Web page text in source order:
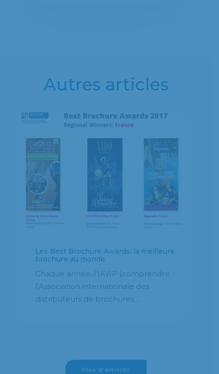
Autres articles
Les imprimeurs à l’honneur à
Strasbourg lors de la Fête des
Strasbourg accueillera, les 23 et 24
juin prochains, les métiers de
Plus d’articles